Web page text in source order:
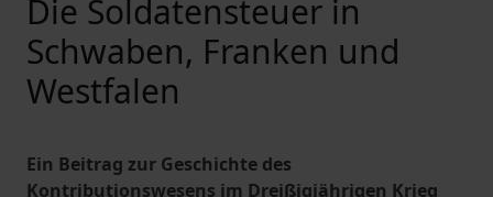
Die Soldatensteuer in
Schwaben, Franken und
Westfalen
Ein Beitrag zur Geschichte des
Kontributionswesens im Dreißigjährigen Krieg